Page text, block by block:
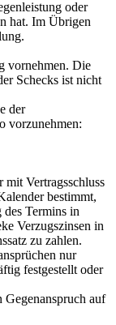
oder
hat. Im Übrigen
vornehmen. Die
Schecks ist nicht
der
vorzunehmen:
Vertragsschluss
bestimmt,
Termins in
Verzugszinsen in
zu zahlen.
nur
festgestellt oder
Gegenanspruch auf